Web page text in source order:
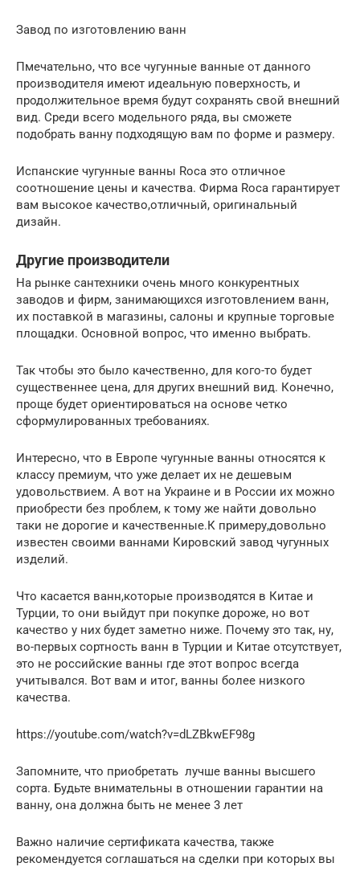
Завод по изготовлению ванн
Пмечательно, что все чугунные ванные от данного
производителя имеют идеальную поверхность, и
продолжительное время будут сохранять свой внешний
вид. Среди всего модельного ряда, вы сможете
подобрать ванну подходящую вам по форме и размеру.
Испанские чугунные ванны Roca это отличное
соотношение цены и качества. Фирма Roca гарантирует
вам высокое качество,отличный, оригинальный
дизайн.
Другие производители
На рынке сантехники очень много конкурентных
заводов и фирм, занимающихся изготовлением ванн,
их поставкой в магазины, салоны и крупные торговые
площадки. Основной вопрос, что именно выбрать.
Так чтобы это было качественно, для кого-то будет
существеннее цена, для других внешний вид. Конечно,
проще будет ориентироваться на основе четко
сформулированных требованиях.
Интересно, что в Европе чугунные ванны относятся к
классу премиум, что уже делает их не дешевым
удовольствием. А вот на Украине и в России их можно
приобрести без проблем, к тому же найти довольно
таки не дорогие и качественные.К примеру,довольно
известен своими ваннами Кировский завод чугунных
изделий.
Что касается ванн,которые производятся в Китае и
Турции, то они выйдут при покупке дороже, но вот
качество у них будет заметно ниже. Почему это так, ну,
во-первых сортность ванн в Турции и Китае отсутствует,
это не российские ванны где этот вопрос всегда
учитывался. Вот вам и итог, ванны более низкого
качества.
https://youtube.com/watch?v=dLZBkwEF98g
Запомните, что приобретать лучше ванны высшего
сорта. Будьте внимательны в отношении гарантии на
ванну, она должна быть не менее 3 лет
Важно наличие сертификата качества, также
рекомендуется соглашаться на сделки при которых вы